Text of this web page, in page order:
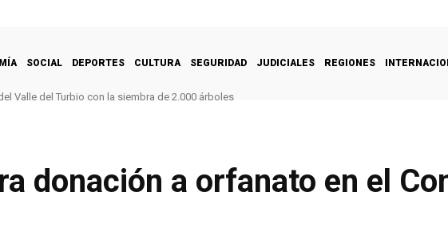
SOCIAL DEPORTES CULTURA SEGURIDAD JUDICIALES REGIONES
Valle del Turbio con la siembra de 2.000 árboles
donación a orfanato en el